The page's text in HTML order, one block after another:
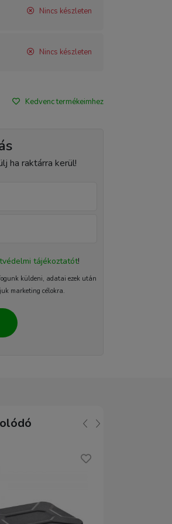
Nincs készleten
Nincs készleten
Kedvenc termékeimhez
ha raktárra kerül!
tájékoztatót!
küldeni, adatai ezek után
marketing célokra.